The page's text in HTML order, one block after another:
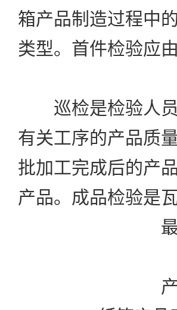
箱产品制造过程中
类型。首件检验应
巡检是检验人员
有关工序的产品质
批加工完成后的产
产品。成品检验是
产